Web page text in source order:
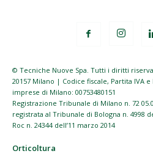
© Tecniche Nuove Spa. Tutti i diritti
20157 Milano | Codice fiscale, Partita IVA
imprese di Milano: 00753480151
Registrazione Tribunale di Milano n. 72
registrata al Tribunale di Bologna n. 4998
Roc n. 24344 dell’11 marzo 2014
Orticoltura